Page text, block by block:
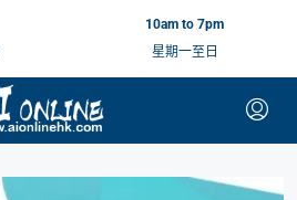
10am to 7pm
星期一至日